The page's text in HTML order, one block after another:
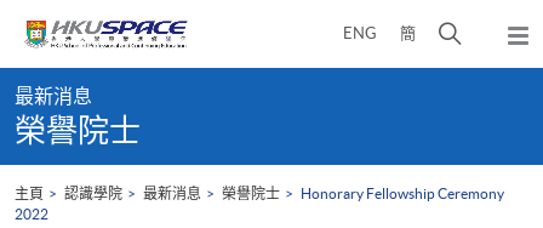
content
ENG 簡
開
彈
出
content
start
最新消息
榮譽院士
主頁 認識學院 最新消息 榮譽院士
Honorary Fellowship Ceremony
2022